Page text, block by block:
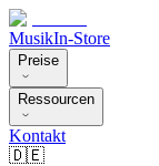
MusikIn-Store
Preise
Ressourcen
Kontakt
🇩🇪